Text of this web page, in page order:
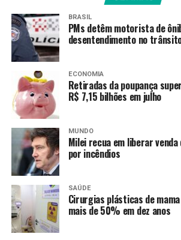
BRASIL
PMs detêm motorista de
desentendimento no
ECONOMIA
Retiradas da poupança
R$ 7,15 bilhões em julho
MUNDO
Milei recua em liberar
por incêndios
SAÚDE
Cirurgias plásticas de
mais de 50% em dez anos